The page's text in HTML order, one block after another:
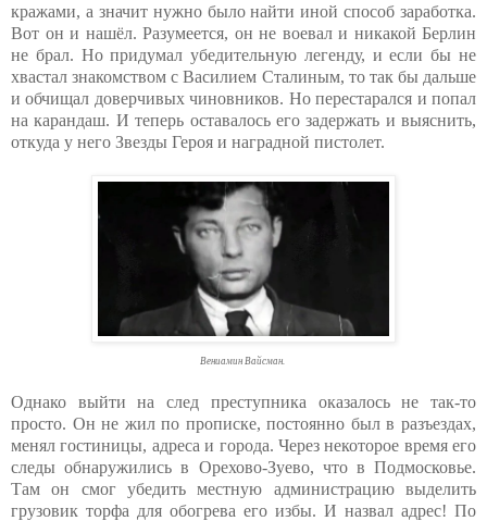
кражами, а значит нужно было найти иной способ заработка.
Вот он и нашёл. Разумеется, он не воевал и никакой Берлин
не брал. Но придумал убедительную легенду, и если бы не
хвастал знакомством с Василием Сталиным, то так бы дальше
и обчищал доверчивых чиновников. Но перестарался и попал
на карандаш. И теперь оставалось его задержать и выяснить,
откуда у него Звезды Героя и наградной пистолет.
Вениамин Вайсман.
Однако выйти на след преступника оказалось не так-то
просто. Он не жил по прописке, постоянно был в разъездах,
менял гостиницы, адреса и города. Через некоторое время его
следы обнаружились в Орехово-Зуево, что в Подмосковье.
Там он смог убедить местную администрацию выделить
грузовик торфа для обогрева его избы. И назвал адрес! По